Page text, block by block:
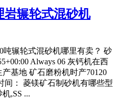
岩辗轮式混砂机
吨辗轮式混砂机哪里有卖？ 砂
Always 06 灰钙机在西
基地 矿石磨粉机时产70120
间： 菱镁矿石制砂机有哪些型
,SS ...